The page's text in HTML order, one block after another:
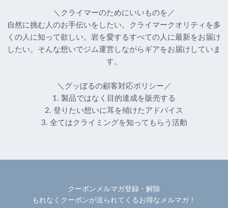
＼クライマーのためにいいものを／
自然に挑む人のお手伝いをしたい。クライマークオリティを多
くの人に知って欲しい。岩を愛するすべての人に最新をお届け
したい。そんな想いでジム運営しながらギアをお届けしていま
す。
＼グッぼるの顧客対応ポリシー／
1. 製品ではなく目的達成を販売する
2. 登りたい想いに耳を傾けたアドバイス
3. 全てはクライミングを知ってもらう活動
クーポンメルマガ登録・解除
もれなくクーポンが送られてくるお得なメルマガ！